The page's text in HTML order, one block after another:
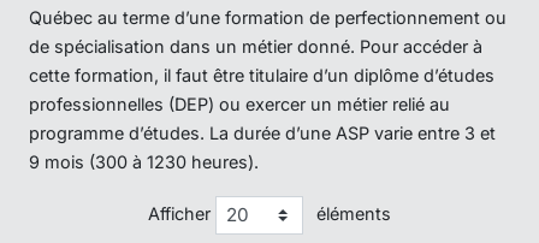
Québec au terme d’une formation de perfectionnement ou
de spécialisation dans un métier donné. Pour accéder à
cette formation, il faut être titulaire d’un diplôme d’études
professionnelles (DEP) ou exercer un métier relié au
programme d’études. La durée d’une ASP varie entre 3 et
9 mois (300 à 1230 heures).
Afficher éléments